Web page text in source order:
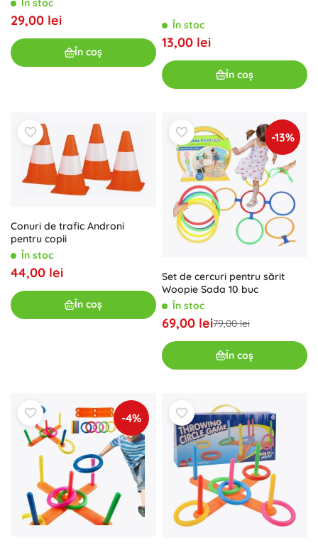
29,00 lei
În coș
În stoc
13,00 lei
În coș
Conuri de trafic Androni
pentru copii
În stoc
44,00 lei
În coș
-13%
Set de cercuri pentru sărit
Woopie Sada 10 buc
În stoc
69,00 lei79,00 lei
În coș
-4%